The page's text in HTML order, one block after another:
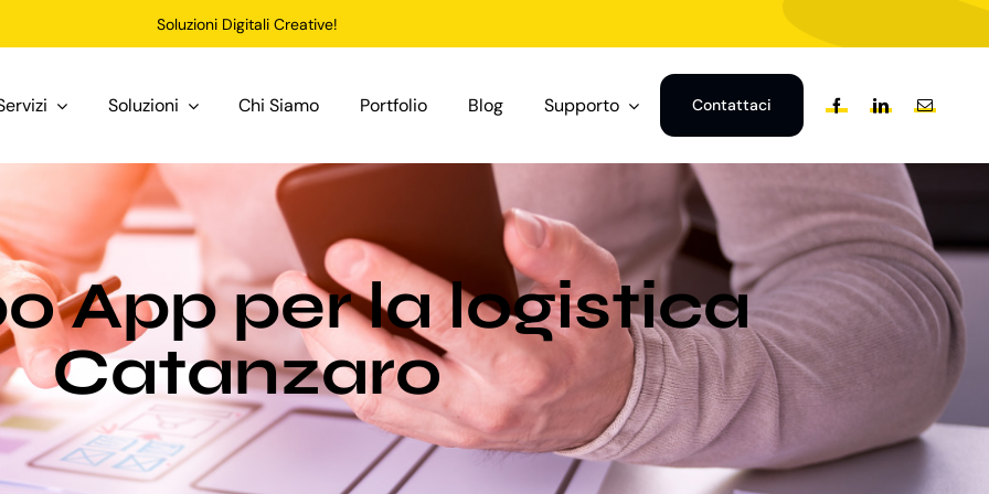
Soluzioni Digitali Creative!
Soluzioni Chi Siamo Portfolio Blog Supporto Contattaci
App per la logistica
Catanzaro